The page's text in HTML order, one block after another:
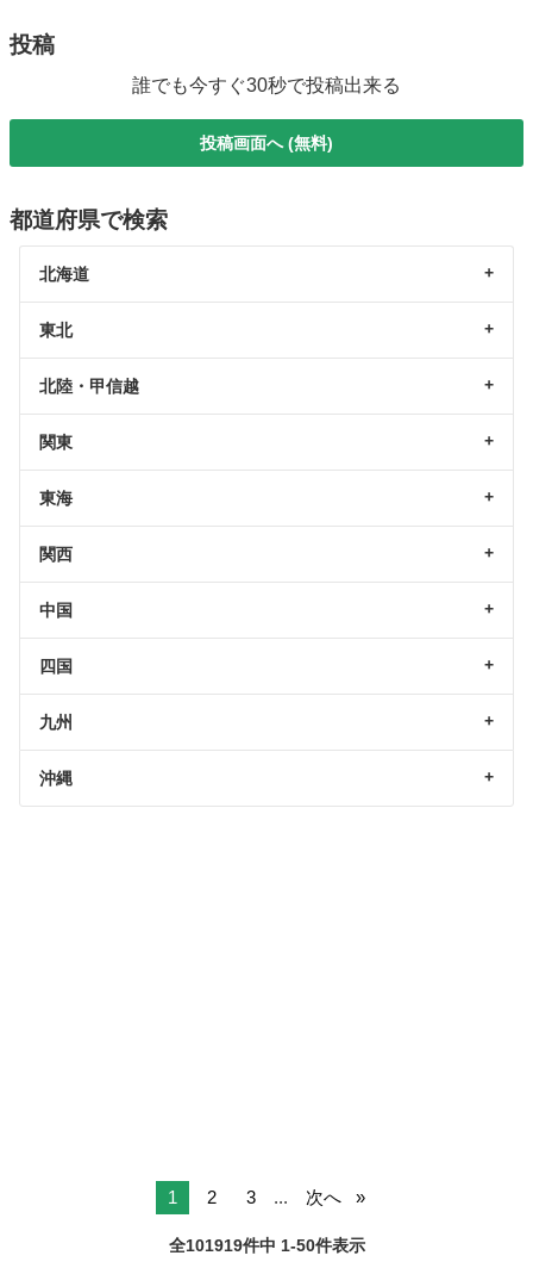
投稿
誰でも今すぐ30秒で投稿出来る
投稿画面へ (無料)
都道府県で検索
北海道
東北
北陸・甲信越
関東
東海
関西
中国
四国
九州
沖縄
1 2 3 ... 次へ
全101919件中 1-50件表示